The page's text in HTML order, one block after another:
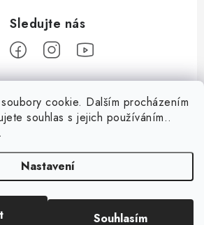
cookie. Dalším procházením
souhlas s jejich používáním..
.
Nastavení
Souhlasím
Huml Music . Všechna práva vyhrazena.